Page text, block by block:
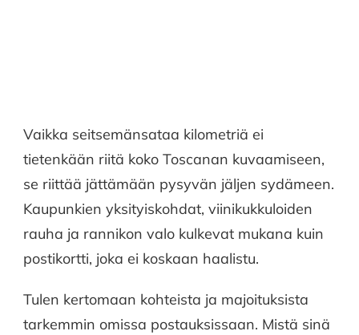
Vaikka seitsemänsataa kilometriä ei
tietenkään riitä koko Toscanan kuvaamiseen,
se riittää jättämään pysyvän jäljen sydämeen.
Kaupunkien yksityiskohdat, viinikukkuloiden
rauha ja rannikon valo kulkevat mukana kuin
postikortti, joka ei koskaan haalistu.
Tulen kertomaan kohteista ja majoituksista
tarkemmin omissa postauksissaan. Mistä sinä